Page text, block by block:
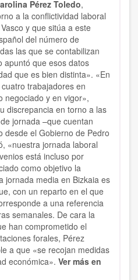
Pérez Toledo,
a la conflictividad laboral
y que sitúa a este
del número de
las que se contabilizan
apuntó que esos datos
que es bien distinta». «En
trabajadores en
negociado y en vigor»,
discrepancia en torno a las
jornada –que cuentan
desde el Gobierno de Pedro
«nuestra jornada laboral
está incluso por
como objetivo la
jornada media en Bizkaia es
con un reparto en el que
a una referencia
semanales. De cara la
han comprometido el
forales, Pérez
a que «se recojan medidas
económica». Ver más en